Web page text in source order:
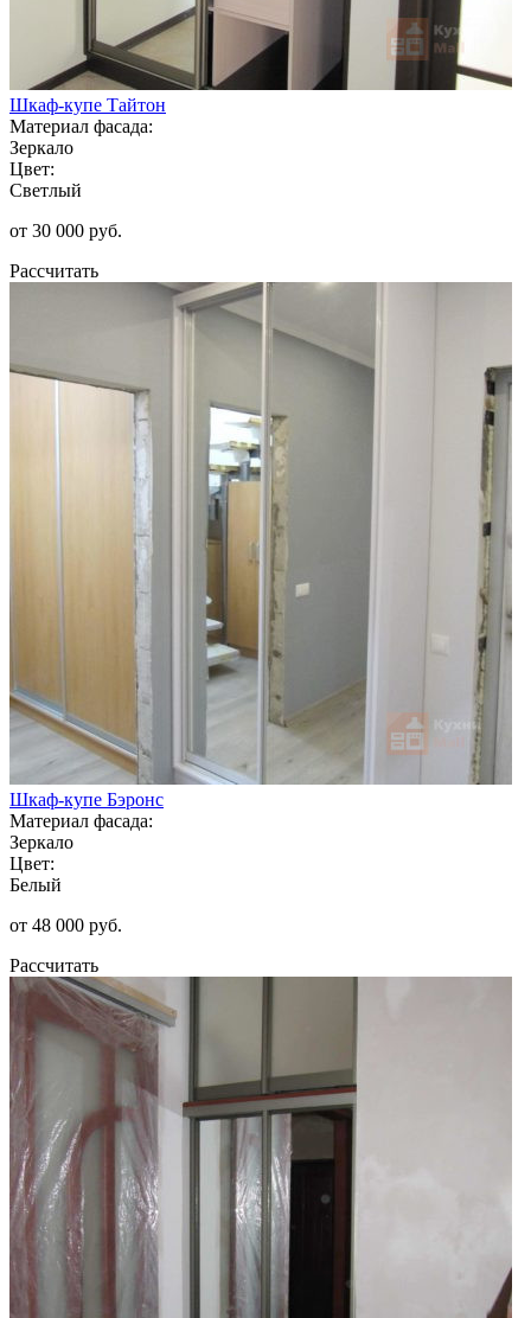
Шкаф-купе Тайтон
Материал фасада:
Зеркало
Цвет:
Светлый
от 30 000 руб.
Рассчитать
Шкаф-купе Бэронс
Материал фасада:
Зеркало
Цвет:
Белый
от 48 000 руб.
Рассчитать